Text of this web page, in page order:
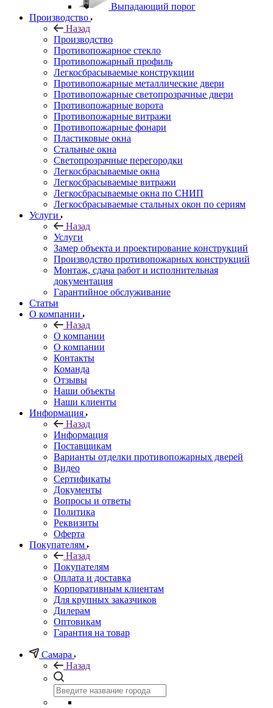
Выпадающий порог
Производство
Назад
Производство
Противопожарное стекло
Противопожарный профиль
Легкосбрасываемые конструкции
Противопожарные металлические двери
Противопожарные светопрозрачные двери
Противопожарные ворота
Противопожарные витражи
Противопожарные фонари
Пластиковые окна
Стальные окна
Светопрозрачные перегородки
Легкосбрасываемые окна
Легкосбрасываемые витражи
Легкосбрасываемые окна по СНИП
Легкосбрасываемые стальных окон по сериям
Услуги
Назад
Услуги
Замер объекта и проектирование конструкций
Производство противопожарных конструкций
Монтаж, сдача работ и исполнительная
документация
Гарантийное обслуживание
Статьи
О компании
Назад
О компании
О компании
Контакты
Команда
Отзывы
Наши объекты
Наши клиенты
Информация
Назад
Информация
Поставщикам
Варианты отделки противопожарных дверей
Видео
Сертификаты
Документы
Вопросы и ответы
Политика
Реквизиты
Оферта
Покупателям
Назад
Покупателям
Оплата и доставка
Корпоративным клиентам
Для крупных заказчиков
Дилерам
Оптовикам
Гарантия на товар
Самара
Назад